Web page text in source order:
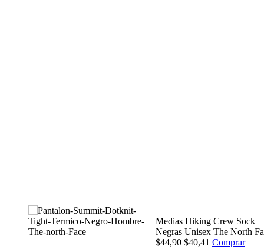
Medias Hiking Crew Sock
Negras Unisex The North
$44,90 $40,41 Comprar